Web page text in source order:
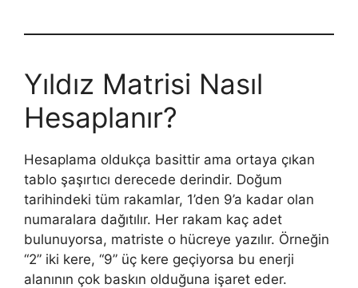
Yıldız Matrisi Nasıl
Hesaplanır?
Hesaplama oldukça basittir ama ortaya çıkan
tablo şaşırtıcı derecede derindir. Doğum
tarihindeki tüm rakamlar, 1’den 9’a kadar olan
numaralara dağıtılır. Her rakam kaç adet
bulunuyorsa, matriste o hücreye yazılır. Örneğin
“2” iki kere, “9” üç kere geçiyorsa bu enerji
alanının çok baskın olduğuna işaret eder.